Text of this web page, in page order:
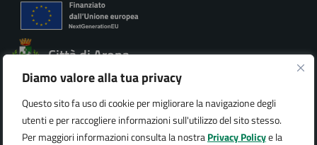
Diamo valore alla tua privacy
Questo sito fa uso di cookie per migliorare la navigazione degli
utenti e per raccogliere informazioni sull'utilizzo del sito stesso.
Per maggiori informazioni consulta la nostraPrivacy Policye la
Città di Arona
AMMINISTRAZIONE